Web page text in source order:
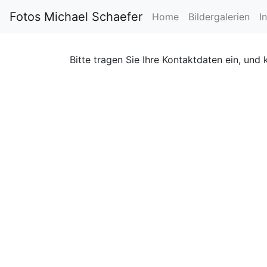
Fotos Michael Schaefer Home Bildergalerien
Bitte tragen Sie Ihre Kontaktdaten ein, und